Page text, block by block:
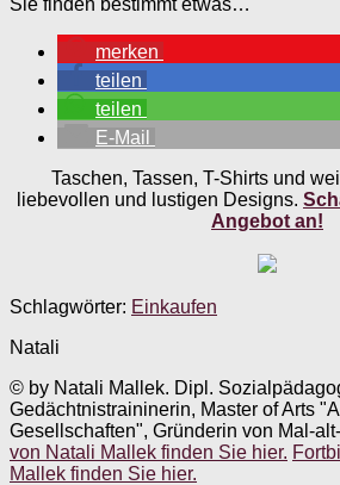
merken
teilen
teilen
E-Mail
Taschen, Tassen, T-Shirts und
liebevollen und lustigen Designs.
Angebot an!
Schlagwörter: Einkaufen
Natali
© by Natali Mallek. Dipl.
Gedächtnistraininerin, Master of Arts
Gesellschaften", Gründerin von Mal-
von Natali Mallek finden Sie hier.
Mallek finden Sie hier.